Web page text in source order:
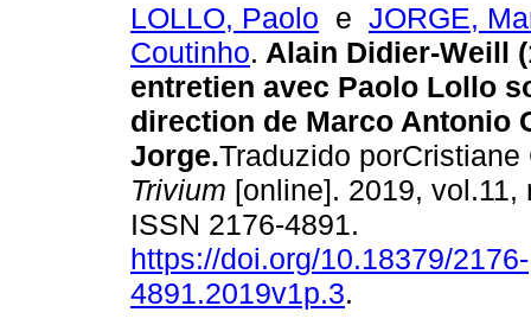
LOLLO, Paolo e JORGE,
Coutinho. Alain Didier-Weill
entretien avec Paolo Lollo
direction de Marco Antonio
Jorge.Traduzido
Trivium [online]. 2019, vol.11,
ISSN 2176-4891.
https://doi.org/10.18379/2176-
4891.2019v1p.3.